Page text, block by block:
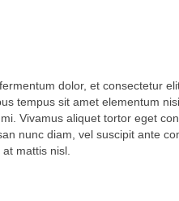
dolor, et consectetur
tempus sit amet elementum
Vivamus aliquet tortor eget
nunc diam, vel suscipit ante
mattis nisl.